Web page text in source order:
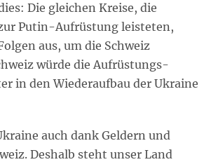
Die gleichen Kreise, die
Putin-Aufrüstung leisteten,
aus, um die Schweiz
würde die Aufrüstungs-
in den Wiederaufbau der Ukraine
auch dank Geldern und
Deshalb steht unser Land